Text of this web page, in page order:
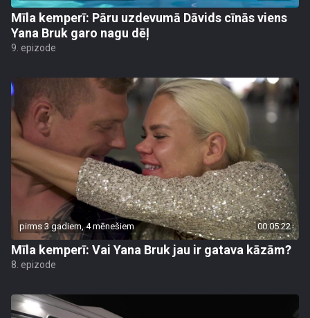
Mīla kemperī: Pāru uzdevumā Dāvids cīnās viens
Yana Bruk garo nagu dēļ
9. epizode
pirms 3 gadiem, 4 mēnešiem 00:05:22
Mīla kemperī: Vai Yana Bruk jau ir gatava kāzām?
8. epizode